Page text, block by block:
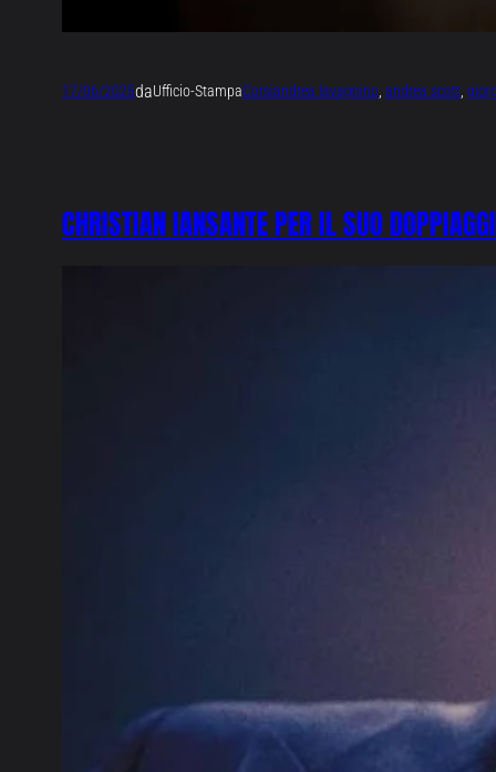
17/06/2025daUfficio-StampaCorsiandrea lavagnino andrea scott
CHRISTIAN IANSANTE PER IL SUO